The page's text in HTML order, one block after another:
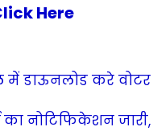
Here
में डाऊनलोड करे वोटर
का नोटिफिकेशन जारी,